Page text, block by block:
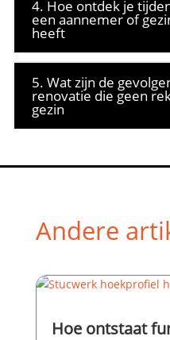
4. Hoe ontdek je
een aannemer of
heeft
5. Wat zijn de
renovatie die geen
gezin
Andere
Hoe ontstaat